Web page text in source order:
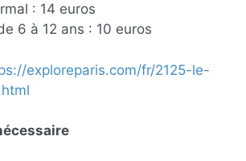
: 14 euros
6 à 12 ans : 10 euros
exploreparis.com/fr/2125-le-